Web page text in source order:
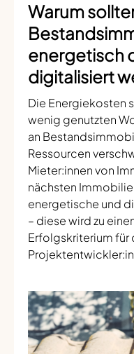
Warum
energetisch
digitalisiert
Die Energiekosten
wenig genutzten
an
Ressourcen
Mieter:innen von
nächsten
energetische und
– diese wird zu
Erfolgskriterium für